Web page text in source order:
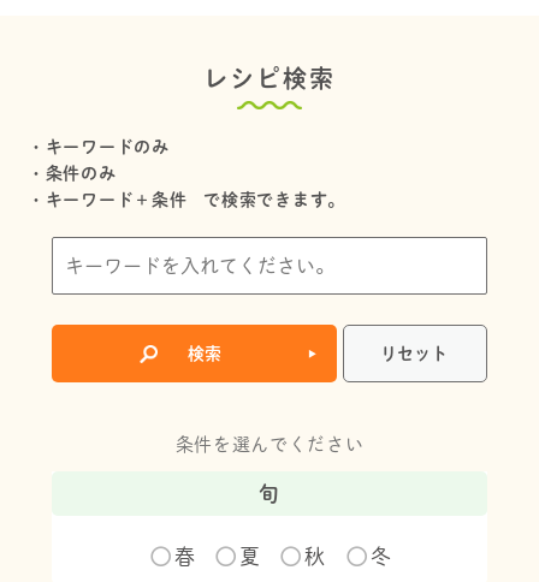
レシピ検索
・キーワードのみ
・条件のみ
・キーワード＋条件
で検索できます。
条件を選んでください
旬
春 夏 秋 冬